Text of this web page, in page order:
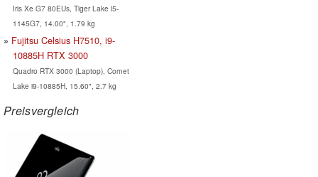
Iris Xe G7 80EUs, Tiger Lake i5-
1145G7, 14.00", 1.79 kg
Fujitsu Celsius H7510, i9-
10885H RTX 3000
Quadro RTX 3000 (Laptop), Comet
Lake i9-10885H, 15.60", 2.7 kg
Preisvergleich